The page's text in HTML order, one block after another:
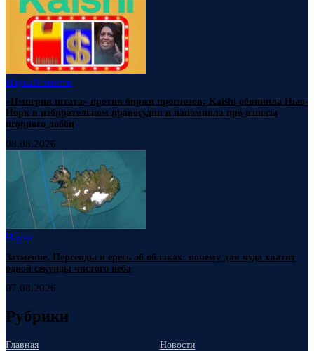
НаукаНовости
«Империя штата» против биржи прогнозов: Kalshi обвинила Нью-
Йорк в избирательном правосудии и напомнила про взносы
игорного лобби
08.08.2026
Наука
Затмение, Персеиды и ересь об облаках: почему для чуда хватит
одной секунды чистого неба
07.08.2026
Рубрики
Главная
Новости